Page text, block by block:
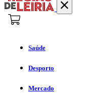
Saúde
Desporto
Mercado